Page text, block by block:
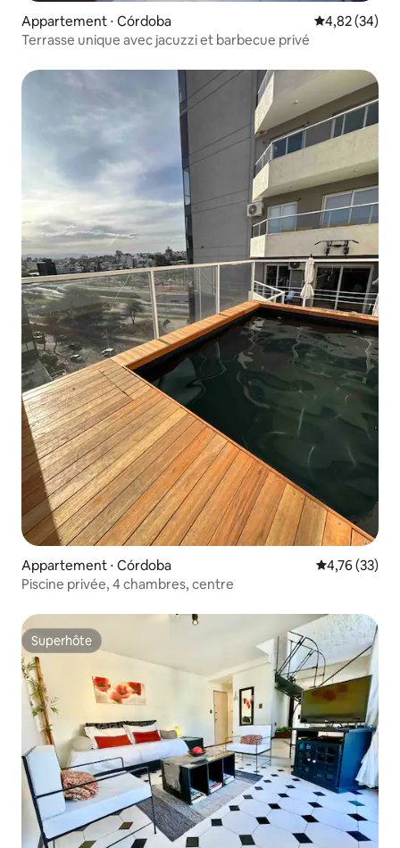
Appartement ⋅ Córdoba Évaluation
4,82 (34)
Terrasse unique avec jacuzzi et barbecue privé
Appartement ⋅ Córdoba Évaluation
4,76 (33)
Piscine privée, 4 chambres, centre
Superhôte
Superhôte